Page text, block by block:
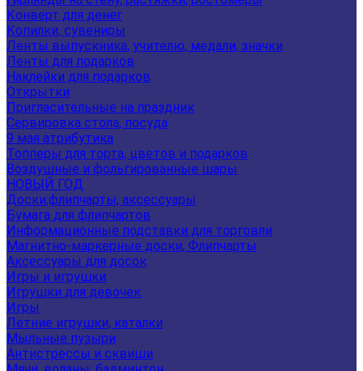
Конверт для денег
Копилки, сувениры
Ленты выпускника, учителю, медали, значки
Ленты для подарков
Наклейки для подарков
Открытки
Пригласительные на праздник
Сервировка стола, посуда
9 мая атрибутика
Топперы для торта, цветов и подарков
Воздушные и фольгированные шары
НОВЫЙ ГОД
Доски,флипчарты, аксессуары
Бумага для флипчартов
Информационные подставки для торговли
Магнитно-маркерные доски, Флипчарты
Аксессуары для досок
Игры и игрушки
Игрушки для девочек
Игры
Летние игрушки, каталки
Мыльные пузыри
Антистрессы и сквиши